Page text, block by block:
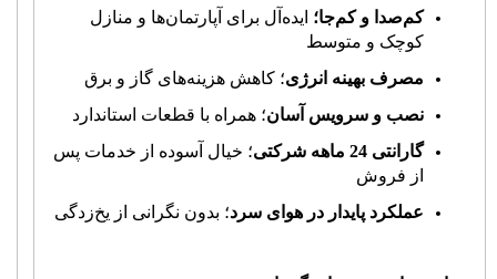
کم‌صدا و کم‌جا؛ ایده‌آل برای آپارتمان‌ها و منازل
کوچک و متوسط
مصرف بهینه انرژی؛ کاهش هزینه‌های گاز و برق
نصب و سرویس آسان؛ همراه با قطعات استاندارد
گارانتی 24 ماهه شرکتی
؛ خیال آسوده از خدمات پس
از فروش
عملکرد پایدار در هوای سرد؛ بدون نگرانی از یخ‌زدگی